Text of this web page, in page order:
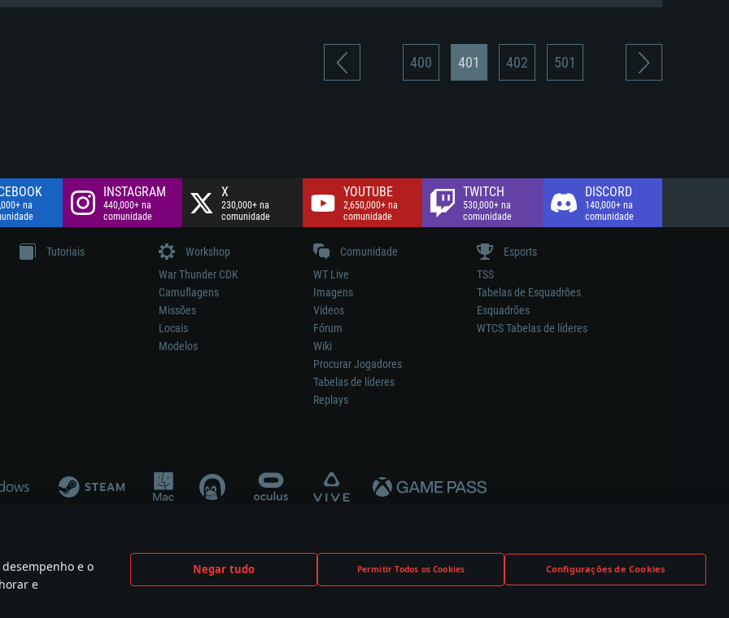
e o
e
Negar tudo Permitir Todos os Cookies Configurações de Cookies
400 401 402 501
na
INSTAGRAM
440,000+ na
comunidade
X
230,000+ na
comunidade
YOUTUBE
2,650,000+ na
comunidade
TWITCH
530,000+ na
comunidade
DISCORD
140,000+ na
comunidade
Tutoriais
Workshop
War Thunder CDK
Camuflagens
Missões
Locais
Modelos
Comunidade
WT Live
Imagens
Videos
Fórum
Wiki
Procurar Jogadores
Tabelas de líderes
Replays
Esports
TSS
Tabelas de Esquadrões
Esquadrões
WTCS Tabelas de líderes
significa participação no desenvolvimento, patrocínio ou aval do respetivo construtor.
are the property of their respective owners.